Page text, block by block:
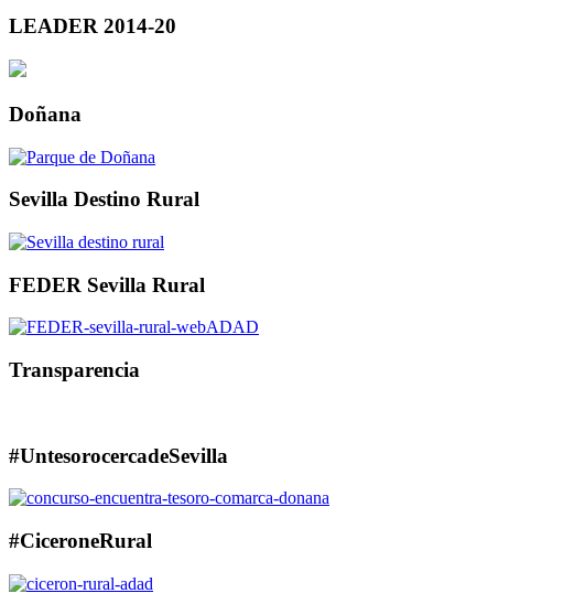
LEADER 2014-20
Doñana
Sevilla Destino Rural
FEDER Sevilla Rural
Transparencia
#UntesorocercadeSevilla
#CiceroneRural